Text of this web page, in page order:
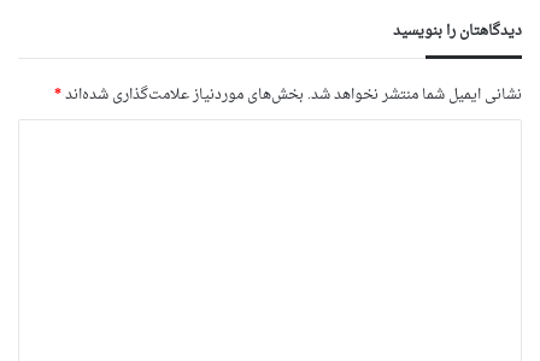
دیدگاهتان را بنویسید
نشانی ایمیل شما منتشر نخواهد شد.بخش‌های موردنیاز علامت‌گذاری شده‌اند*